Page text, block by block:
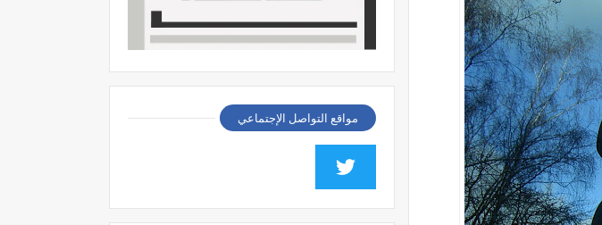
مواقع التواصل الإجتماعي